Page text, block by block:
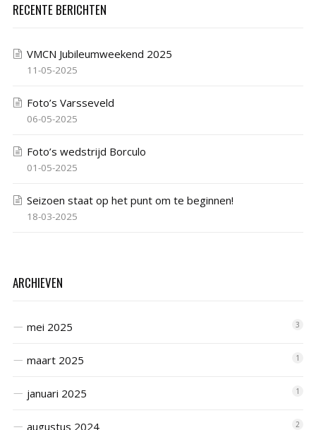
RECENTE BERICHTEN
VMCN Jubileumweekend 2025
11-05-2025
Foto’s Varsseveld
06-05-2025
Foto’s wedstrijd Borculo
01-05-2025
Seizoen staat op het punt om te beginnen!
18-03-2025
ARCHIEVEN
mei 2025 3
maart 2025 1
januari 2025 1
augustus 2024 2